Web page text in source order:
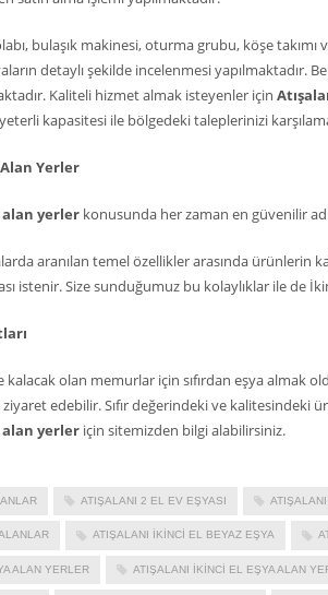
bulaşık makinesi, oturma grubu, köşe
detaylı şekilde incelenmesi yapılmaktadır.
Kaliteli hizmet almak isteyenler için
kapasitesi ile bölgedeki taleplerinizi
Yerler
alan yerler konusunda her zaman en güvenilir
aranılan temel özellikler arasında ürünlerin
istenir. Size sunduğumuz bu kolaylıklar ile de
kalacak olan memurlar için sıfırdan eşya almak
edebilir. Sıfır değerindeki ve kalitesindeki
alan yerler için sitemizden bilgi alabilirsiniz.
ATIŞALANI 2 EL EV EŞYASI
ATIŞALANI IKINCI EL BEYAZ EŞYA
ALAN YERLER ATIŞALANI İKINCI EL EŞYA ALAN